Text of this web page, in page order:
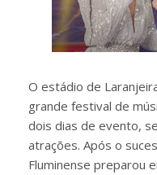
O estádio de
grande festival de
dois dias de evento,
atrações. Após o
Fluminense preparou